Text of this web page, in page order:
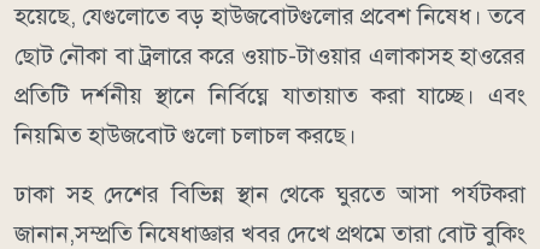
হয়েছে, যেগুলোতে বড় হাউজবোটগুলোর প্রবেশ নিষেধ। তবে
ছোট নৌকা বা ট্রলারে করে ওয়াচ-টাওয়ার এলাকাসহ হাওরের
প্রতিটি দর্শনীয় স্থানে নির্বিঘ্নে যাতায়াত করা যাচ্ছে। এবং
নিয়মিত হাউজবোট গুলো চলাচল করছে।
​ঢাকা সহ দেশের বিভিন্ন স্থান থেকে ঘুরতে আসা পর্যটকরা
জানান,সম্প্রতি নিষেধাজ্ঞার খবর দেখে প্রথমে তারা বোট বুকিং